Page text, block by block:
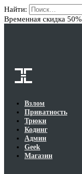
Найти:
Временная скидка 50%
Взлом
Приватность
Трюки
Кодинг
Админ
Geek
Магазин